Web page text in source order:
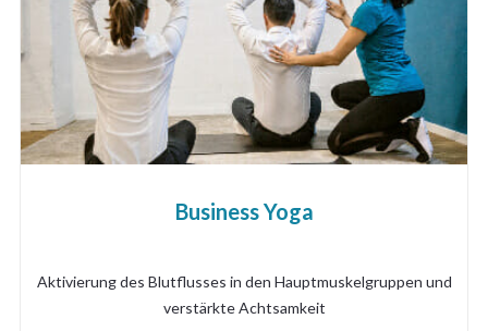
Business Yoga
Aktivierung des Blutflusses in den Hauptmuskelgruppen und
verstärkte Achtsamkeit